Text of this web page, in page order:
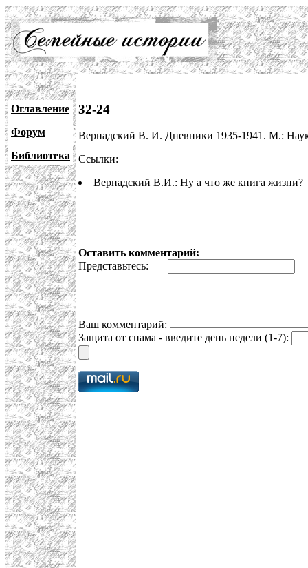
Оглавление
Форум
Библиотека
32-24
Вернадский В. И. Дневники 1935-1941. М.:
Ссылки:
Вернадский В.И.: Ну а что же книга жизни?
Оставить комментарий:
Представьтесь:
Ваш комментарий:
Защита от спама - введите день недели (1-7):